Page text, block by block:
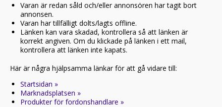
Varan är redan såld och/eller annonsören har tagit bort
annonsen.
Varan har tillfälligt dolts/lagts offline.
Länken kan vara skadad, kontrollera så att länken är
korrekt angiven. Om du klickade på länken i ett mail,
kontrollera att länken inte kapats.
Här är några hjälpsamma länkar för att gå vidare till:
Startsidan »
Marknadsplatsen »
Produkter för fordonshandlare »